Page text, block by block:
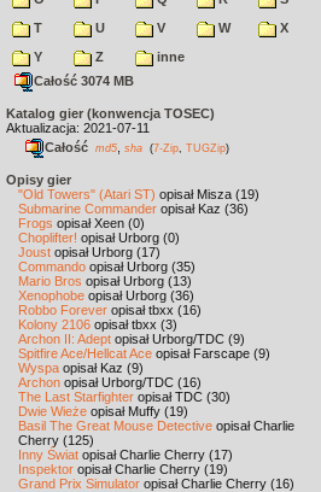
T
U V W
X
Y
Z
inne
Całość 3074 MB
Katalog gier (konwencja TOSEC)
Aktualizacja: 2021-07-11
Całość md5 sha (7-Zip TUGZip)
Opisy gier
"Old Towers" (Atari ST) opisał Misza (19)
Submarine Commander opisał Kaz (36)
Frogs opisał Xeen (0)
Choplifter! opisał Urborg (0)
Joust opisał Urborg (17)
Commando opisał Urborg (35)
Mario Bros opisał Urborg (13)
Xenophobe opisał Urborg (36)
Robbo Forever opisał tbxx (16)
Kolony 2106 opisał tbxx (3)
Archon II: Adept opisał Urborg/TDC (9)
Spitfire Ace/Hellcat Ace opisał Farscape (9)
Wyspa opisał Kaz (9)
Archon opisał Urborg/TDC (16)
The Last Starfighter opisał TDC (30)
Dwie Wieże opisał Muffy (19)
Basil The Great Mouse Detective opisał Charlie
Cherry (125)
Inny Świat opisał Charlie Cherry (17)
Inspektor opisał Charlie Cherry (19)
Grand Prix Simulator opisał Charlie Cherry (16)